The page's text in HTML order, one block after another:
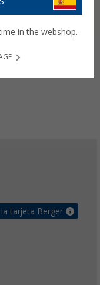
tarjeta Berger
in the webshop.